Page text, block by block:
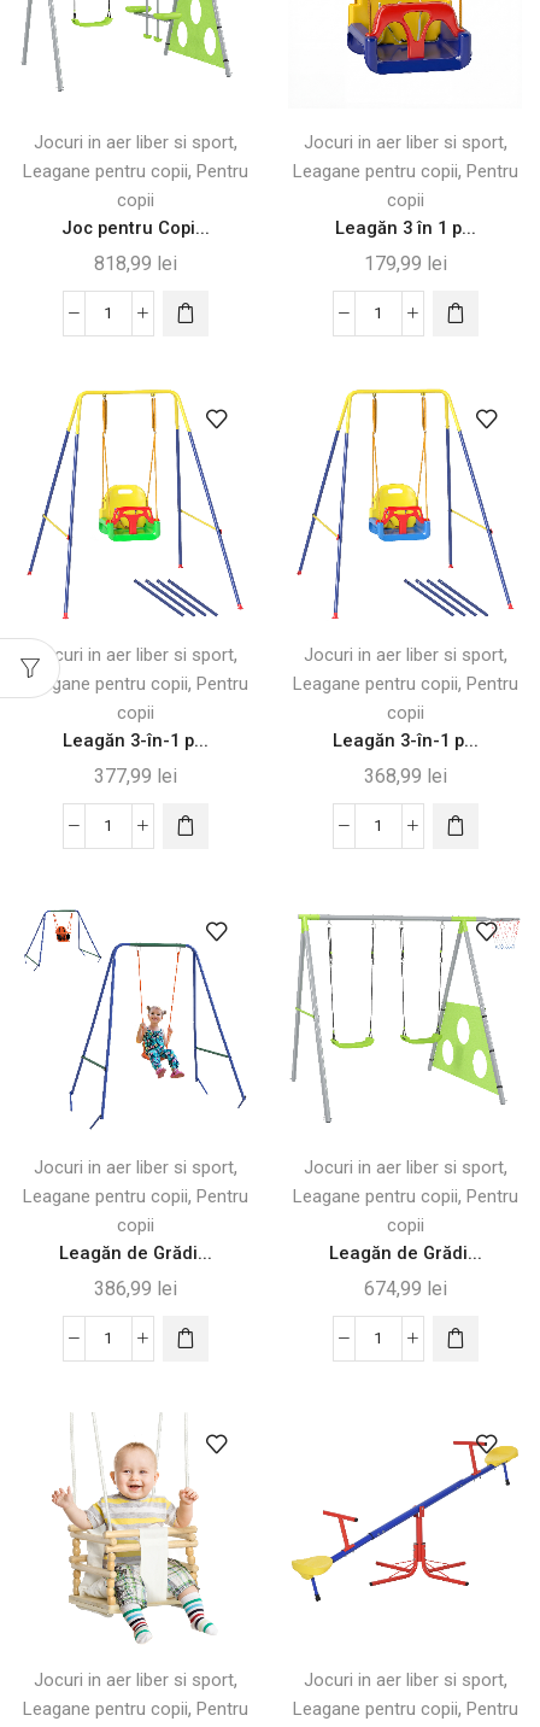
din
Rugina
Anti-
UV,
Gri
Jocuri in aer liber si sport,
Leagane pentru copii, Pentru
copii
Joc pentru Copi...
818,99 lei
Cantitate
Copii
în
1
cu
Leagăne,
Coș
Poartă
de
Fotbal
Jocuri in aer liber si sport,
Leagane pentru copii, Pentru
copii
Leagăn 3 în 1 p...
179,99 lei
Cantitate
în
pentru
Copii
-
Versatil
Jocuri in aer liber si sport,
Leagane pentru copii, Pentru
copii
Leagăn 3-în-1 p...
377,99 lei
Cantitate
1
pentru
Bebeluși
-
Interior
Verde
Jocuri in aer liber si sport,
Leagane pentru copii, Pentru
copii
Leagăn 3-în-1 p...
368,99 lei
Cantitate
în-
pentru
Copii
Reglabil
Jocuri in aer liber si sport,
Leagane pentru copii, Pentru
copii
Leagăn de Grădi...
386,99 lei
Cantitate
Grădină
2
în
1
pentru
Copii,
Multicolor
Jocuri in aer liber si sport,
Leagane pentru copii, Pentru
copii
Leagăn de Grădi...
674,99 lei
Cantitate
1
pentru
Copii
Poartă
Jocuri in aer liber si sport,
Leagane pentru copii, Pentru
Jocuri in aer liber si sport,
Leagane pentru copii, Pentru